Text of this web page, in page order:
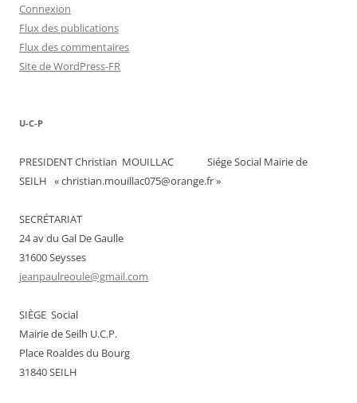
Connexion
Flux des publications
Flux des commentaires
Site de WordPress-FR
U-C-P
PRESIDENT Christian MOUILLAC Siége Social Mairie de
SEILH « christian.mouillac075@orange.fr »
SECRÉTARIAT
24 av du Gal De Gaulle
31600 Seysses
jeanpaulreoule@gmail.com
SIÈGE Social
Mairie de Seilh U.C.P.
Place Roaldes du Bourg
31840 SEILH